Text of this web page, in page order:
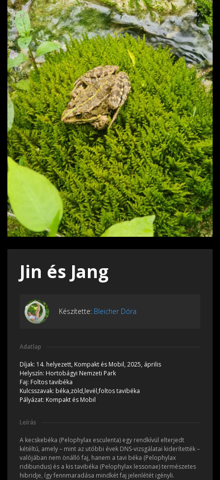
Jin és Jang
Készítette: Bleicher Dóra
Adatlap
Díjak: 14. helyezett, Kompakt és Mobil, 2025, április
Helyszín: Hortobágyi Nemzeti Park
Faj: Foltos tavibéka
Kulcsszavak: béka,zöld,levél,foltos tavibéka
Pályázat: Kompakt és Mobil
Leírás
A kecskebéka (Pelophylax esculenta) egy rendkívül elterjedt
kétéltű, amely – mint az utóbbi évek DNS-vizsgálatai kiderítették –
valójában nem önálló faj, hanem a tavi béka (Pelophylax
ridibundus) és a kis tavibéka (Pelophylax lessonae) természetes
hibridje, így fennmaradása mindkét faj jelenlétét igényli.